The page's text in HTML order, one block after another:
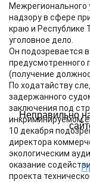
надзору в сфере
краю и Республике
уголовное дело.
Он подозревается
предусмотренного
(получение
По ходатайству
задержанного
заключения под
инкриминируемом
10 декабря
директора
экологическим
оказание
проекта